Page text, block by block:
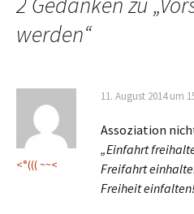
werden“
<°((( ~~<
11. August 2014 um
Assoziation
„Einfahrt
Freifahrt
Freiheit